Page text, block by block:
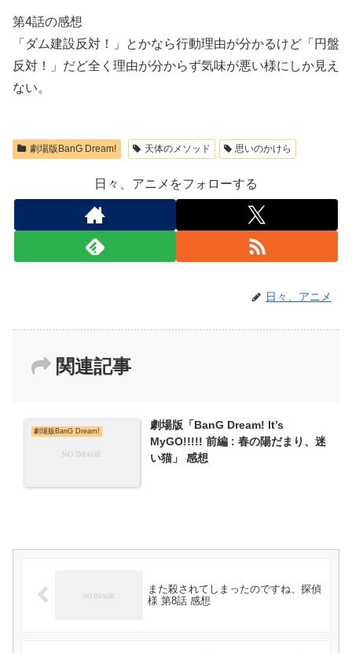
第4話の感想
「ダム建設反対！」とかなら行動理由が分かるけど「円盤
反対！」だど全く理由が分からず気味が悪い様にしか見え
ない。
劇場版BanG Dream! 天体のメソッド 思いのかけら
日々、アニメをフォローする
日々、アニメ
関連記事
劇場版BanG Dream!
劇場版「BanG Dream! It’s
MyGO!!!!! 前編 : 春の陽だまり、迷
い猫」 感想
また殺されてしまったのですね、探偵
様 第8話 感想